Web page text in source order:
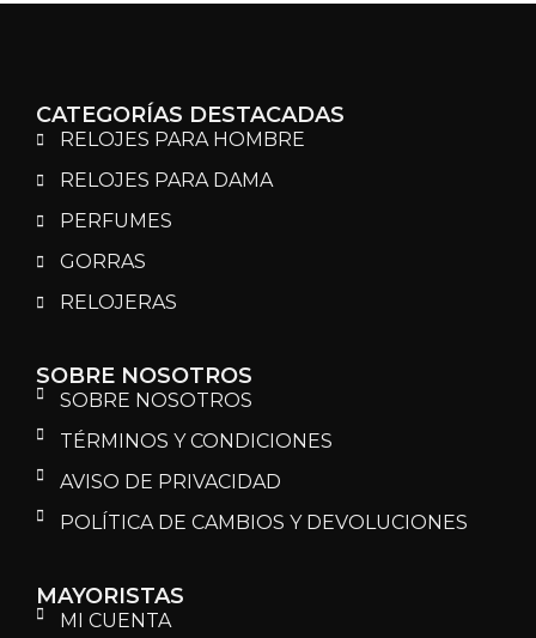
CATEGORÍAS DESTACADAS
RELOJES PARA HOMBRE
RELOJES PARA DAMA
PERFUMES
GORRAS
RELOJERAS
SOBRE NOSOTROS
SOBRE NOSOTROS
TÉRMINOS Y CONDICIONES
AVISO DE PRIVACIDAD
POLÍTICA DE CAMBIOS Y DEVOLUCIONES
MAYORISTAS
MI CUENTA